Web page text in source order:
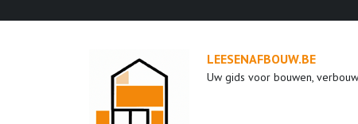
LEESENAFBOUW.BE
Uw gids voor bouwen,